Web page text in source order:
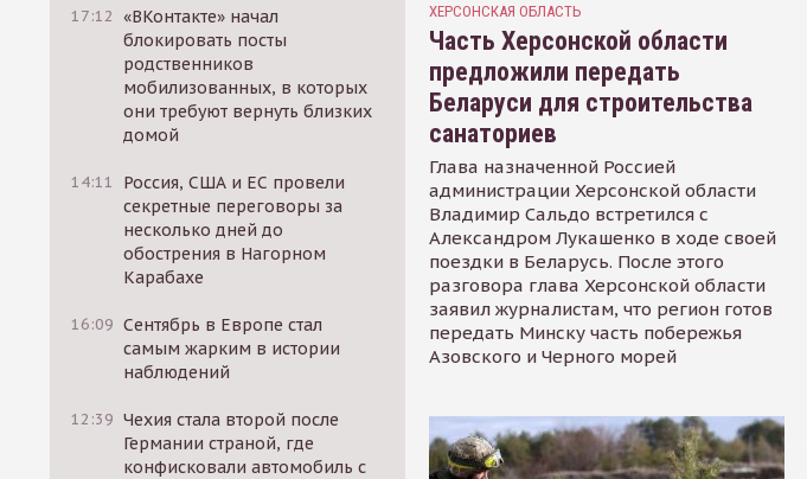
17:12 «ВКонтакте» начал
блокировать посты
родственников
мобилизованных, в которых
они требуют вернуть близких
домой
14:11
Россия, США и ЕС провели
секретные переговоры за
несколько дней до
обострения в Нагорном
Карабахе
16:09 Сентябрь в Европе стал
самым жарким в истории
наблюдений
12:39 Чехия стала второй после
Германии страной, где
конфисковали автомобиль с
ХЕРСОНСКАЯ ОБЛАСТЬ
Часть Херсонской области
предложили передать
Беларуси для строительства
санаториев
Глава назначенной Россией
администрации Херсонской области
Владимир Сальдо встретился с
Александром Лукашенко в ходе своей
поездки в Беларусь. После этого
разговора глава Херсонской области
заявил журналистам, что регион готов
передать Минску часть побережья
Азовского и Черного морей